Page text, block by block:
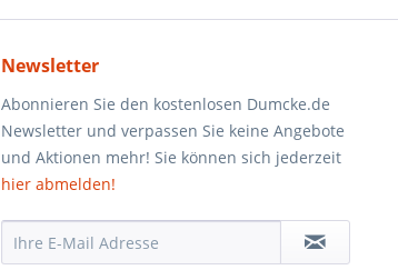
Newsletter
Abonnieren Sie den kostenlosen Dumcke.de
Newsletter und verpassen Sie keine Angebote
und Aktionen mehr! Sie können sich jederzeit
hier abmelden!